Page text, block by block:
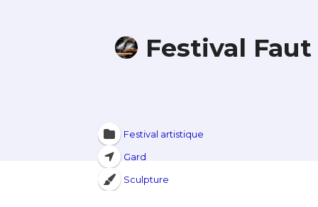
Festival
Festival artistique
Gard
Sculpture